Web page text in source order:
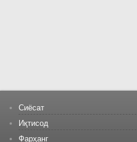
Сиёсат
Иқтисод
Фарҳанг